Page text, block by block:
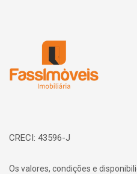
CRECI: 43596-J
Os valores, condições e